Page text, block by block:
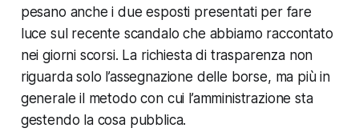
pesano anche i due esposti presentati per fare
luce sul recente scandalo che abbiamo raccontato
nei giorni scorsi. La richiesta di trasparenza non
riguarda solo l’assegnazione delle borse, ma più in
generale il metodo con cui l’amministrazione sta
gestendo la cosa pubblica.